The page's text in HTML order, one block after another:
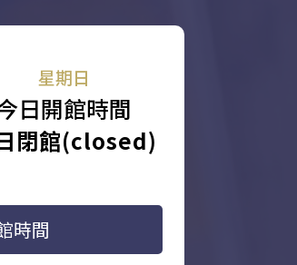
星期日
日開館時間
閉館(closed)
時間